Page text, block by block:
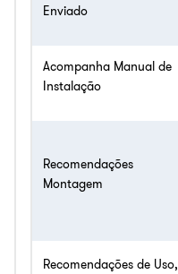
Enviado
Acompanha Manual de
Instalação
Recomendações
Montagem
Recomendações de Uso,